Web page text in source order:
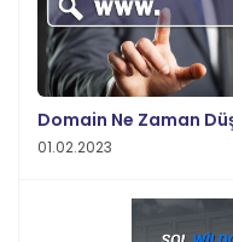
Domain Ne Zaman
01.02.2023